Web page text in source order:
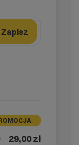
Zapisz
29,00 zł